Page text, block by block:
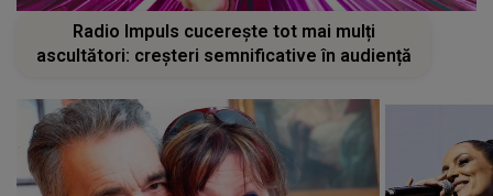
Radio Impuls cucerește tot mai mulți
ascultători: creșteri semnificative în audiență